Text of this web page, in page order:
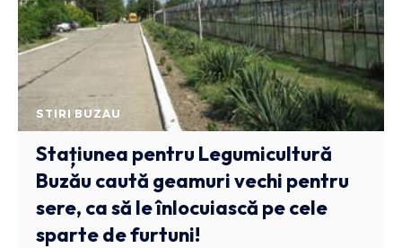
STIRI BUZAU
Stațiunea pentru Legumicultură
Buzău caută geamuri vechi pentru
sere, ca să le înlocuiască pe cele
sparte de furtuni!